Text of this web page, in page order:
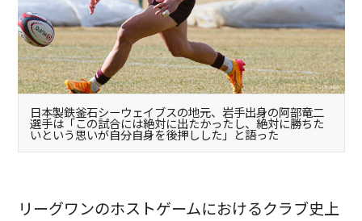
日本製鉄釜石シーウェイブスの地元、岩手出身の阿部竜二
選手は「この試合には絶対に出たかったし、絶対に勝ちた
いという思いが自分自身を後押しした」と語った
リーグワンのホストゲームにおけるクラブ史上